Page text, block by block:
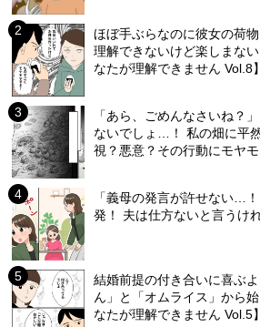
ほぼ手ぶらなのに彼女の荷
理解できないけど楽しまな
なたが理解できません Vol.8】
「あら、ごめんなさいね？
ないでしょ…！ 私の畑に平
視？悪意？その行動にモヤ
「義母の発言が許せない…
発！ 夫は仕方ないと言うけ
結婚前提の付き合いに喜ぶ
ん」と「オムライス」から
なたが理解できません Vol.5】